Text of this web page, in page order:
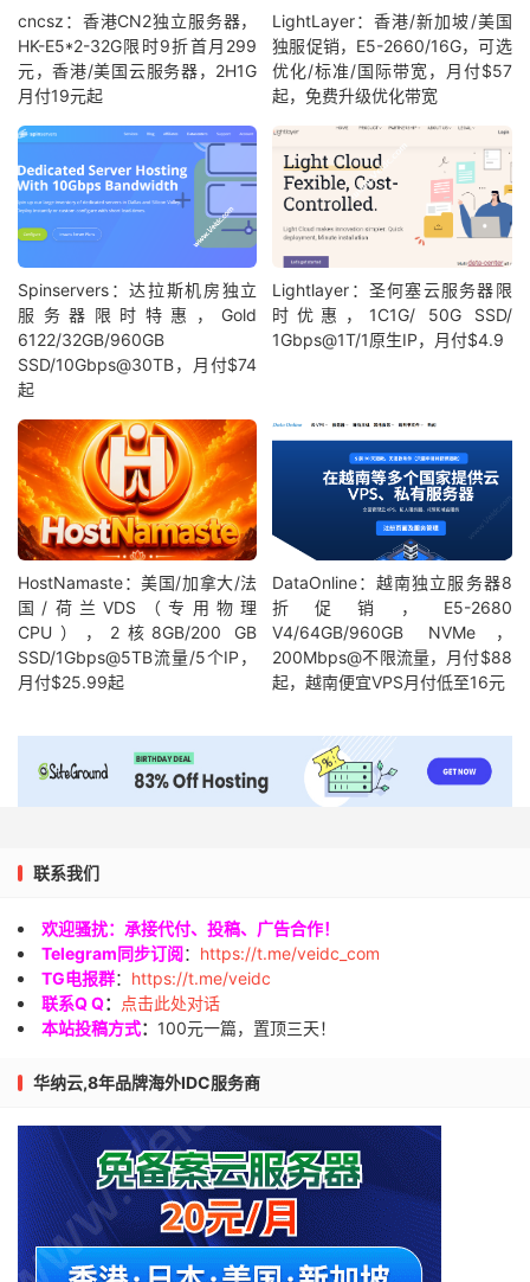
cncsz：香港CN2独立服务器，
HK-E5*2-32G限时9折首月299
元，香港/美国云服务器，2H1G
月付19元起
LightLayer：香港/新加坡/美国
独服促销，E5-2660/16G，可选
优化/标准/国际带宽，月付$57
起，免费升级优化带宽
Spinservers：达拉斯机房独立
服务器限时特惠，Gold
6122/32GB/960GB
SSD/10Gbps@30TB，月付$74
起
Lightlayer：圣何塞云服务器限
时优惠，1C1G/ 50G SSD/
1Gbps@1T/1原生IP，月付$4.9
HostNamaste：美国/加拿大/法
国/荷兰VDS（专用物理
CPU），2核8GB/200 GB
SSD/1Gbps@5TB流量/5个IP，
月付$25.99起
DataOnline：越南独立服务器8
折促销，E5-2680
V4/64GB/960GB NVMe，
200Mbps@不限流量，月付$88
起，越南便宜VPS月付低至16元
联系我们
欢迎骚扰：承接代付、投稿、广告合作！
Telegram同步订阅： https://t.me/veidc_com
TG电报群： https://t.me/veidc
联系Q Q：
点击此处对话
本站投稿方式： 100元一篇，置顶三天！
华纳云,8年品牌海外IDC服务商